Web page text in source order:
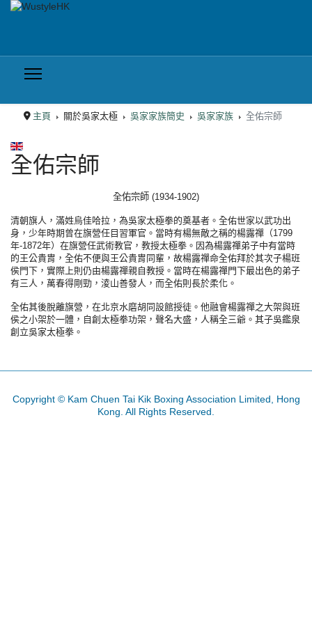
主頁 關於吳家太極 吳家家族簡史 吳家家族 全佑宗師
選擇你的語言
全佑宗師
全佑宗師 (1934-1902)
清朝旗人，滿姓烏佳哈拉，為吳家太極拳的奠基者。全佑世家以武功出
身，少年時期曾在旗營任目習軍官。當時有楊無敵之稱的楊露禪（1799
年-1872年）在旗營任武術教官，教授太極拳。因為楊露禪弟子中有當時
的王公貴胄，全佑不便與王公貴胄同輩，故楊露禪命全佑拜於其次子楊班
侯門下，實際上則仍由楊露禪親自教授。當時在楊露禪門下最出色的弟子
有三人，萬春得剛勁，淩山善發人，而全佑則長於柔化。
全佑其後脫離旗營，在北京水磨胡同設館授徒。他融會楊露禪之大架與班
侯之小架於一體，自創太極拳功架，聲名大盛，人稱全三爺。其子吳鑑泉
創立吳家太極拳。
Copyright © Kam Chuen Tai Kik Boxing Association Limited, Hong
Kong. All Rights Reserved.